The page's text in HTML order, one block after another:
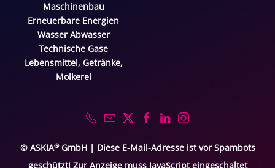
Maschinenbau
Erneuerbare Energien
Wasser Abwasser
Technische Gase
Lebensmittel, Getränke,
Molkerei
© ASKIA®GmbH | Diese E-Mail-Adresse ist vor Spambots
geschützt! Zur Anzeige muss JavaScript eingeschaltet